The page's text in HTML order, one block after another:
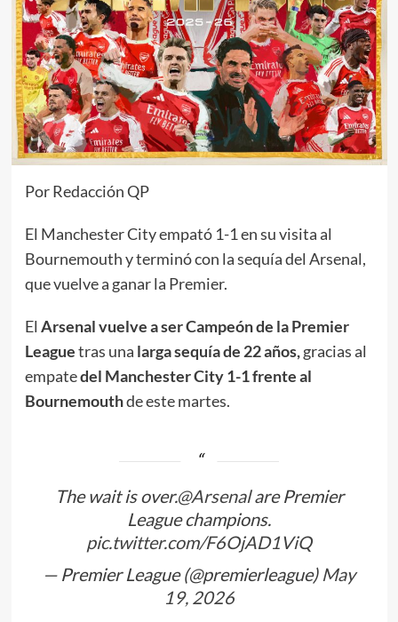
Por Redacción QP
El Manchester City empató 1-1 en su visita al
Bournemouth y terminó con la sequía del Arsenal,
que vuelve a ganar la Premier.
El Arsenal vuelve a ser Campeón de la Premier
Leaguetras una larga sequía de 22 años,gracias al
empatedel Manchester City 1-1 frente al
Bournemouthde este martes.
The wait is over.@Arsenalare Premier
League champions.
pic.twitter.com/F6OjAD1ViQ
— Premier League (@premierleague) May
19, 2026